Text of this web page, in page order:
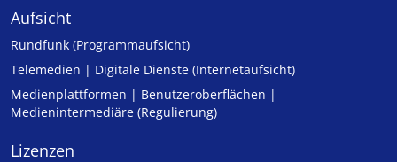
Aufsicht
Rundfunk (Programmaufsicht)
Telemedien | Digitale Dienste (Internetaufsicht)
Medienplattformen | Benutzeroberflächen |
Medienintermediäre (Regulierung)
Lizenzen